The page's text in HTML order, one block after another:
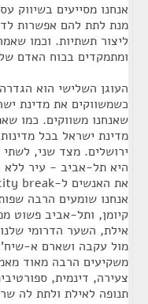
אנחנו מסייעים בשיווק
מנת לתת להם אפשרות
ליצור תשתיות. וכמו
ומתמקדים בכוח האדם
העוגן השלישי הוא
כשמשווקים את מדינת
שאנחנו משווקים. כמו
מדינת ישראל בכל
ירושלים. מצד שני, לשתי
היא תל-אביב - עיר ללא
אנחנו שומעים הרבה
קיומן, ותל-אביב פשוט
אילת, השער הדרומי
מול עקבה ושארם א-
משקיעים הרבה מאוד
צעירה, דינמית,
תנופה לאילת ולתת לה